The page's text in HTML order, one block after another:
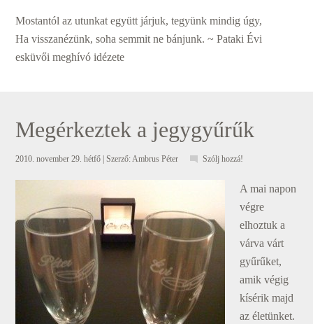
Mostantól az utunkat együtt járjuk, tegyünk mindig úgy,
Ha visszanézünk, soha semmit ne bánjunk. ~ Pataki Évi
esküvői meghívó idézete
Megérkeztek a jegygyűrűk
2010. november 29. hétfő | Szerző: Ambrus Péter Szólj hozzá!
A mai napon
végre
elhoztuk a
várva várt
gyűrűket,
amik végig
kísérik majd
az életünket.